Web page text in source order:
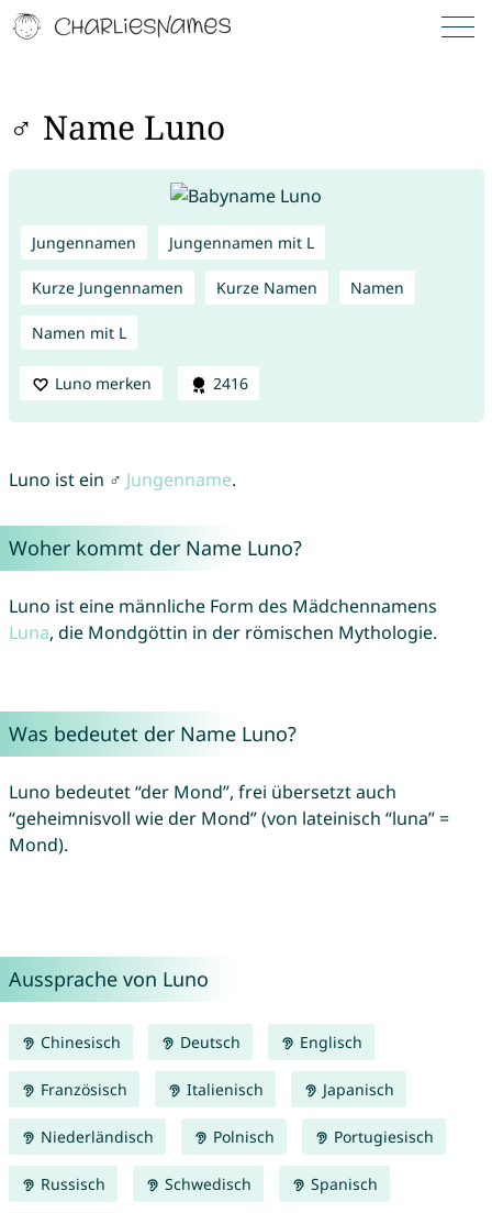
♂ Name Luno
Jungennamen Jungennamen mit L
Kurze Jungennamen Kurze Namen Namen
Namen mit L
Luno merken 2416
Luno ist ein ♂ Jungenname.
Woher kommt der Name Luno?
Luno ist eine männliche Form des Mädchennamens
Luna, die Mondgöttin in der römischen Mythologie.
Was bedeutet der Name Luno?
Luno bedeutet “der Mond”, frei übersetzt auch
“geheimnisvoll wie der Mond” (von lateinisch “luna” =
Mond).
Aussprache von Luno
Chinesisch Deutsch Englisch
Französisch Italienisch Japanisch
Niederländisch Polnisch Portugiesisch
Russisch Schwedisch Spanisch